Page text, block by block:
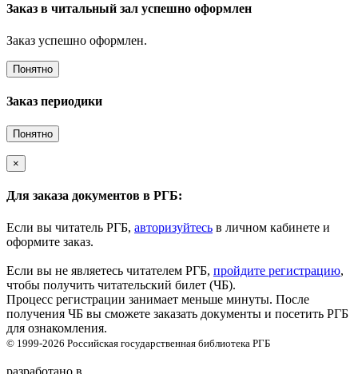
Заказ в читальный зал успешно оформлен
Заказ успешно оформлен.
Понятно
Заказ периодики
Понятно
×
Для заказа документов в РГБ:
Если вы читатель РГБ, авторизуйтесь в личном кабинете и
оформите заказ.
Если вы не являетесь читателем РГБ, пройдите регистрацию,
чтобы получить читательский билет (ЧБ).
Процесс регистрации занимает меньше минуты. После
получения ЧБ вы сможете заказать документы и посетить РГБ
для ознакомления.
© 1999-2026 Российская государственная библиотека РГБ
разработано в